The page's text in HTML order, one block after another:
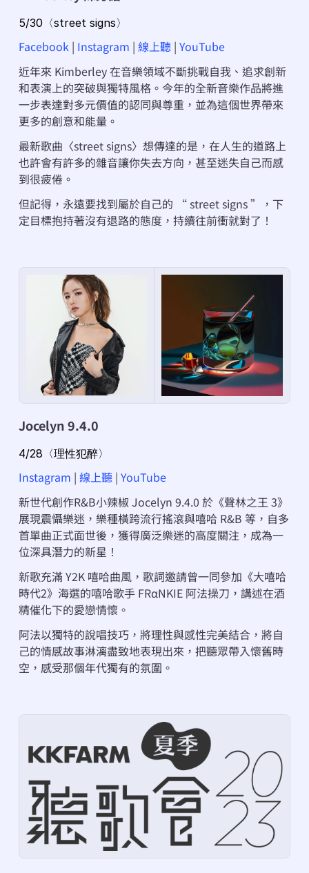
5/30〈street signs〉
Facebook | Instagram | 線上聽 | YouTube
近年來 Kimberley 在音樂領域不斷挑戰自我、追求創新
和表演上的突破與獨特風格。今年的全新音樂作品將進
一步表達對多元價值的認同與尊重，並為這個世界帶來
更多的創意和能量。
最新歌曲〈street signs〉想傳達的是，在人生的道路上
也許會有許多的雜音讓你失去方向，甚至迷失自己而感
到很疲倦。
但記得，永遠要找到屬於自己的 “ street signs ”，下
定目標抱持著沒有退路的態度，持續往前衝就對了！
Jocelyn 9.4.0
4/28〈理性犯醉〉
Instagram | 線上聽 | YouTube
新世代創作R&B小辣椒 Jocelyn 9.4.0 於《聲林之王 3》
展現震懾樂迷，樂種橫跨流行搖滾與嘻哈 R&B 等，自多
首單曲正式面世後，獲得廣泛樂迷的高度關注，成為一
位深具潛力的新星！
新歌充滿 Y2K 嘻哈曲風，歌詞邀請曾一同參加《大嘻哈
時代2》海選的嘻哈歌手 FRαNKIE 阿法操刀，講述在酒
精催化下的愛戀情懷。
阿法以獨特的說唱技巧，將理性與感性完美結合，將自
己的情感故事淋漓盡致地表現出來，把聽眾帶入懷舊時
空，感受那個年代獨有的氛圍。